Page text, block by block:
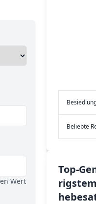
Wert
Be­lieb­te
Top-­